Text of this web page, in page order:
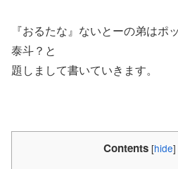
『おるたな』ないとーの弟はポ
泰斗？と
題しまして書いていきます。
Contents [hide]